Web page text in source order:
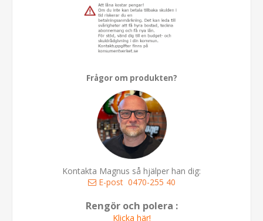
Frågor om produkten?
Kontakta Magnus så hjälper han dig:
E-post 0470-255 40
Rengör och polera :
Klicka här!